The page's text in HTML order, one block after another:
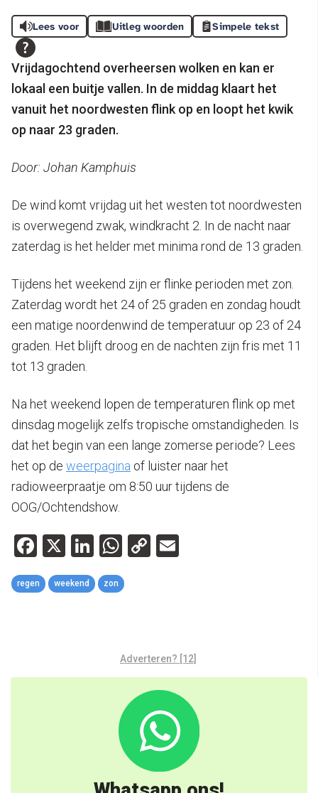
Lees voor Uitleg woorden Simpele tekst
Vrijdagochtend overheersen wolken en kan er
lokaal een buitje vallen. In de middag klaart het
vanuit het noordwesten flink op en loopt het kwik
op naar 23 graden.
Door: Johan Kamphuis
De wind komt vrijdag uit het westen tot noordwesten
is overwegend zwak, windkracht 2. In de nacht naar
zaterdag is het helder met minima rond de 13 graden.
Tijdens het weekend zijn er flinke perioden met zon.
Zaterdag wordt het 24 of 25 graden en zondag houdt
een matige noordenwind de temperatuur op 23 of 24
graden. Het blijft droog en de nachten zijn fris met 11
tot 13 graden.
Na het weekend lopen de temperaturen flink op met
dinsdag mogelijk zelfs tropische omstandigheden. Is
dat het begin van een lange zomerse periode? Lees
het op de weerpagina of luister naar het
radioweerpraatje om 8:50 uur tijdens de
OOG/Ochtendshow.
Facebook
X LinkedIn
WhatsApp
Copy
regen weekend zon
Adverteren? [12]